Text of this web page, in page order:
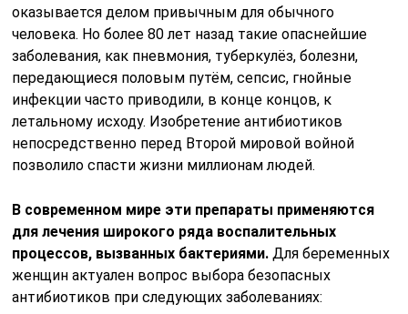
оказывается делом привычным для обычного
человека. Но более 80 лет назад такие опаснейшие
заболевания, как пневмония, туберкулёз, болезни,
передающиеся половым путём, сепсис, гнойные
инфекции часто приводили, в конце концов, к
летальному исходу. Изобретение антибиотиков
непосредственно перед Второй мировой войной
позволило спасти жизни миллионам людей.
В современном мире эти препараты применяются
для лечения широкого ряда воспалительных
процессов, вызванных бактериями. Для беременных
женщин актуален вопрос выбора безопасных
антибиотиков при следующих заболеваниях: